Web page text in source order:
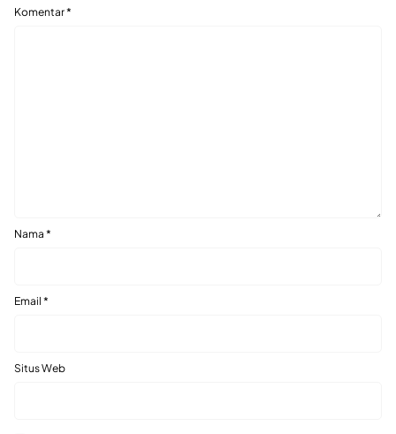
Komentar*
Nama *
Email *
Situs Web